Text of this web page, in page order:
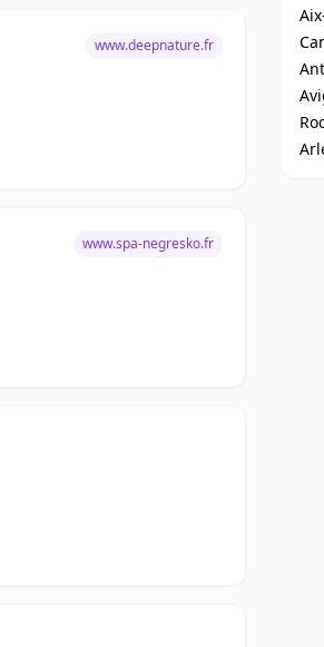
www.deepnature.fr
www.spa-negresko.fr